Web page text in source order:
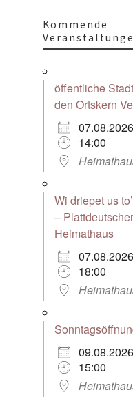
Office 365
Kommende
öffentliche
den Ortskern
07.08.2026
14:00
Wi driepet us
–
Heimathaus
07.08.2026
18:00
09.08.2026
15:00